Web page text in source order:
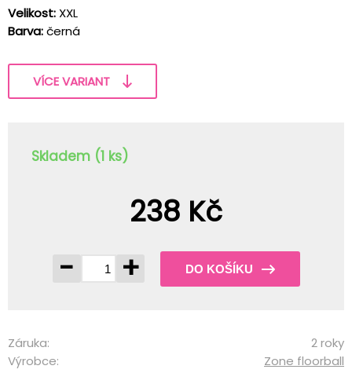
Velikost: XXL
Barva:černá
VÍCE VARIANT
Skladem (1 ks)
238 Kč
-
+ DO KOŠÍKU
Záruka:
2 roky
Výrobce:
Zone floorball